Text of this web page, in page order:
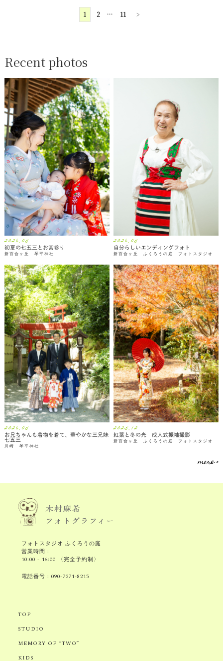
1 2 … 11 >
Recent photos
2026.05
初夏の七五三とお宮参り
新百合ヶ丘 琴平神社
2026.05
自分らしいエンディングフォト
新百合ヶ丘 ふくろうの庭 フォトスタジオ
2026.05
お兄ちゃんも着物を着て、華やかな三兄妹
七五三
川崎 琴平神社
2025.12
紅葉と冬の光 成人式振袖撮影
新百合ヶ丘 ふくろうの庭 フォトスタジオ
more >
フォトスタジオ ふくろうの庭
営業時間 :
10:00 - 16:00 〈完全予約制〉
電話番号 :090-7271-8215
TOP
STUDIO
MEMORY OF “TWO”
KIDS